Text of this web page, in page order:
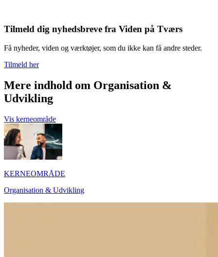
Tilmeld dig nyhedsbreve fra Viden på Tværs
Få nyheder, viden og værktøjer, som du ikke kan få andre steder.
Tilmeld her
Mere indhold om Organisation &
Udvikling
Vis kerneområde
KERNEOMRÅDE
Organisation & Udvikling